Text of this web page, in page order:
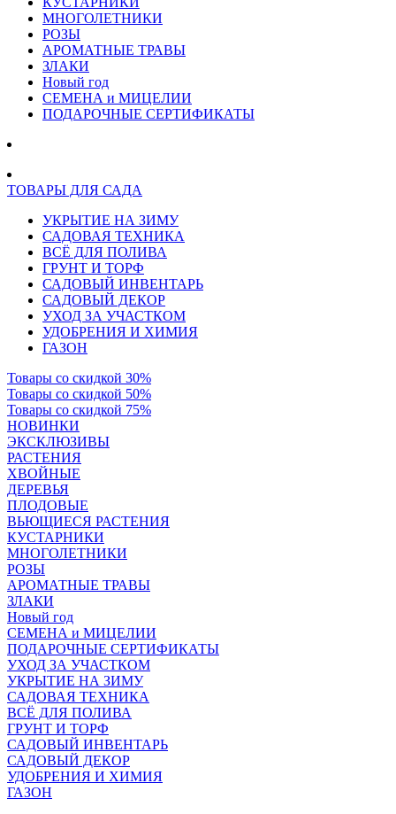
МНОГОЛЕТНИКИ
РОЗЫ
АРОМАТНЫЕ ТРАВЫ
ЗЛАКИ
Новый год
СЕМЕНА и МИЦЕЛИИ
ПОДАРОЧНЫЕ СЕРТИФИКАТЫ
ТОВАРЫ ДЛЯ САДА
УКРЫТИЕ НА ЗИМУ
САДОВАЯ ТЕХНИКА
ВСЁ ДЛЯ ПОЛИВА
ГРУНТ И ТОРФ
САДОВЫЙ ИНВЕНТАРЬ
САДОВЫЙ ДЕКОР
УХОД ЗА УЧАСТКОМ
УДОБРЕНИЯ И ХИМИЯ
ГАЗОН
Товары со скидкой 30%
Товары со скидкой 50%
Товары со скидкой 75%
НОВИНКИ
ЭКСКЛЮЗИВЫ
РАСТЕНИЯ
ХВОЙНЫЕ
ДЕРЕВЬЯ
ПЛОДОВЫЕ
ВЬЮЩИЕСЯ РАСТЕНИЯ
КУСТАРНИКИ
МНОГОЛЕТНИКИ
РОЗЫ
АРОМАТНЫЕ ТРАВЫ
ЗЛАКИ
Новый год
СЕМЕНА и МИЦЕЛИИ
ПОДАРОЧНЫЕ СЕРТИФИКАТЫ
УХОД ЗА УЧАСТКОМ
УКРЫТИЕ НА ЗИМУ
САДОВАЯ ТЕХНИКА
ВСЁ ДЛЯ ПОЛИВА
ГРУНТ И ТОРФ
САДОВЫЙ ИНВЕНТАРЬ
САДОВЫЙ ДЕКОР
УДОБРЕНИЯ И ХИМИЯ
ГАЗОН